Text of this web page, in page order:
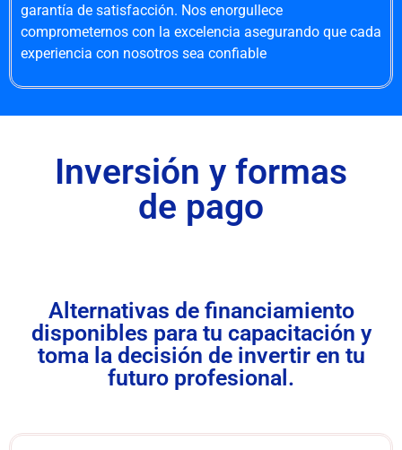
garantía de satisfacción. Nos enorgullece
comprometernos con la excelencia asegurando que cada
experiencia con nosotros sea confiable
Inversión y formas
de pago
Alternativas de financiamiento
disponibles para tu capacitación y
toma la decisión de invertir en tu
futuro profesional.